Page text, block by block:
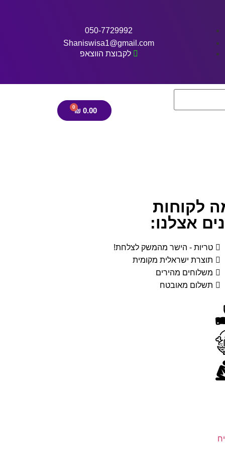
050-7729992
Shaniswisa1@gmail.com
לקבוצת הווצאפ
0.00
₪
לקוחות
אצלנו:
טריות - הישר מהמשק לצלחת!
תוצרת ישראלית מקומית
משלוחים מהירים
תשלום מאובטח